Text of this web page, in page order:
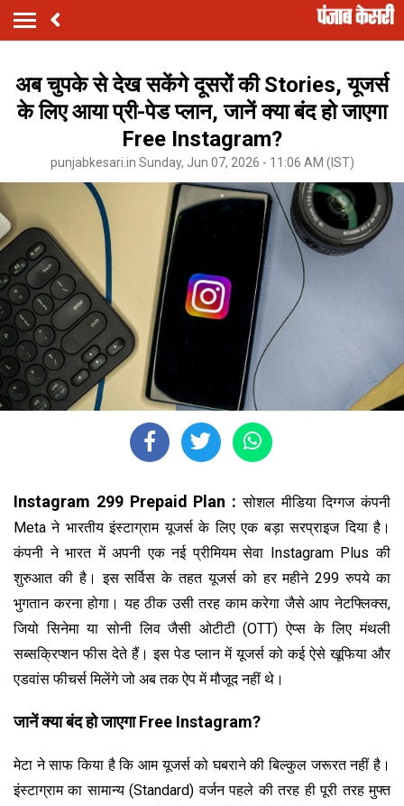
अब चुपके से देख सकेंगे दूसरों की Stories, यूजर्स
के लिए आया प्री-पेड प्लान, जानें क्या बंद हो जाएगा
Free Instagram?
punjabkesari.in Sunday, Jun 07, 2026 - 11:06 AM (IST)
Instagram 299 Prepaid Plan :सोशल मीडिया दिग्गज कंपनी
Meta ने भारतीय इंस्टाग्राम यूजर्स के लिए एक बड़ा सरप्राइज दिया है।
कंपनी ने भारत में अपनी एक नई प्रीमियम सेवा Instagram Plus की
शुरुआत की है। इस सर्विस के तहत यूजर्स को हर महीने 299 रुपये का
भुगतान करना होगा। यह ठीक उसी तरह काम करेगा जैसे आप नेटफ्लिक्स,
जियो सिनेमा या सोनी लिव जैसी ओटीटी (OTT) ऐप्स के लिए मंथली
सब्सक्रिप्शन फीस देते हैं। इस पेड प्लान में यूजर्स को कई ऐसे खूफिया और
एडवांस फीचर्स मिलेंगे जो अब तक ऐप में मौजूद नहीं थे।
जानें क्या बंद हो जाएगा Free Instagram?
मेटा ने साफ किया है कि आम यूजर्स को घबराने की बिल्कुल जरूरत नहीं है।
इंस्टाग्राम का सामान्य (Standard) वर्जन पहले की तरह ही पूरी तरह मुफ्त